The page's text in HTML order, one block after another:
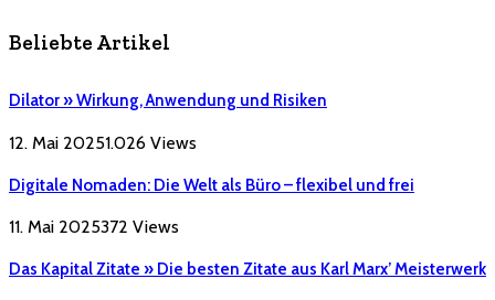
Beliebte Artikel
Dilator » Wirkung, Anwendung und Risiken
12. Mai 20251.026 Views
Digitale Nomaden: Die Welt als Büro – flexibel und frei
11. Mai 2025372 Views
Das Kapital Zitate » Die besten Zitate aus Karl Marx’ Meisterwerk